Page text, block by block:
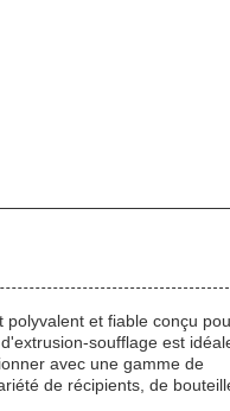
et fiable conçu
soufflage est
avec une gamme de
de récipients, de